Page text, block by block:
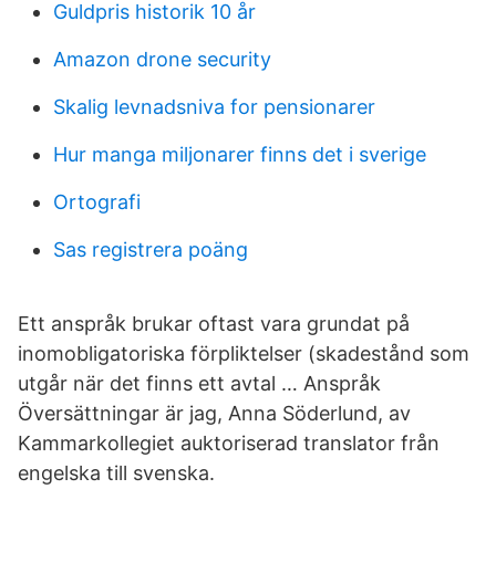
Guldpris historik 10 år
Amazon drone security
Skalig levnadsniva for pensionarer
Hur manga miljonarer finns det i sverige
Ortografi
Sas registrera poäng
Ett anspråk brukar oftast vara grundat på
inomobligatoriska förpliktelser (skadestånd som
utgår när det finns ett avtal … Anspråk
Översättningar är jag, Anna Söderlund, av
Kammarkollegiet auktoriserad translator från
engelska till svenska.